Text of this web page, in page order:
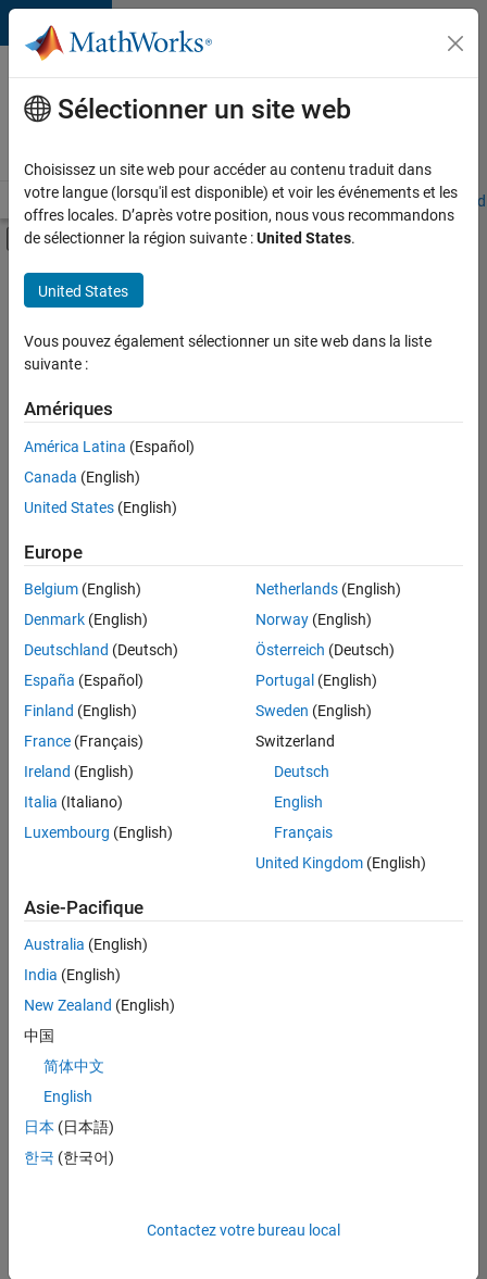
Passer au contenu
Votre
carrière
chez
Accueil Explorer nos opportunités Adresses de nos bureaux
Activer/désactiver l'affichage du menu
Contenu principal
FILTRER PAR
Stages
Programme destiné aux nouvelles carrières (EDG)
Support avancé
Actuellement,
aucune
offre
d'emploi
correspondant
à vos
critères
de
recherche.
Vous
pouvez
élargir
votre
recherche
ou
afficher
l’ensemble
d'emploi.
malgré
tout
vous
trouvez
pas
d'offre
corresponde
à vos
Sélectionner un site web
Choisissez un site web pour accéder au contenu traduit dans
votre langue (lorsqu'il est disponible) et voir les événements et les
offres locales. D’après votre position, nous vous recommandons
de sélectionner la région suivante :United States.
United States
Vous pouvez également sélectionner un site web dans la liste
suivante :
Amériques
América Latina (Español)
Canada (English)
United States (English)
Europe
Belgium (English)
Denmark (English)
Deutschland (Deutsch)
España (Español)
Finland (English)
France (Français)
Ireland (English)
Italia (Italiano)
Luxembourg (English)
Netherlands(English)
Norway(English)
Österreich (Deutsch)
Portugal (English)
Sweden (English)
Switzerland
Deutsch
English
Français
United Kingdom(English)
Asie-Pacifique
Australia (English)
India (English)
New Zealand (English)
中国
简体中文
English
日本 (日本語)
한국 (한국어)
Contactez votre bureau local